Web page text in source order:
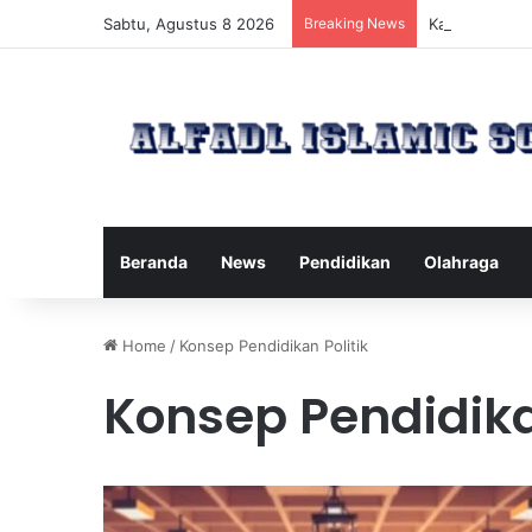
Sabtu, Agustus 8 2026 Breaking News Kawanan
Beranda News Pendidikan Olahraga
Home / Konsep Pendidikan Politik
Konsep